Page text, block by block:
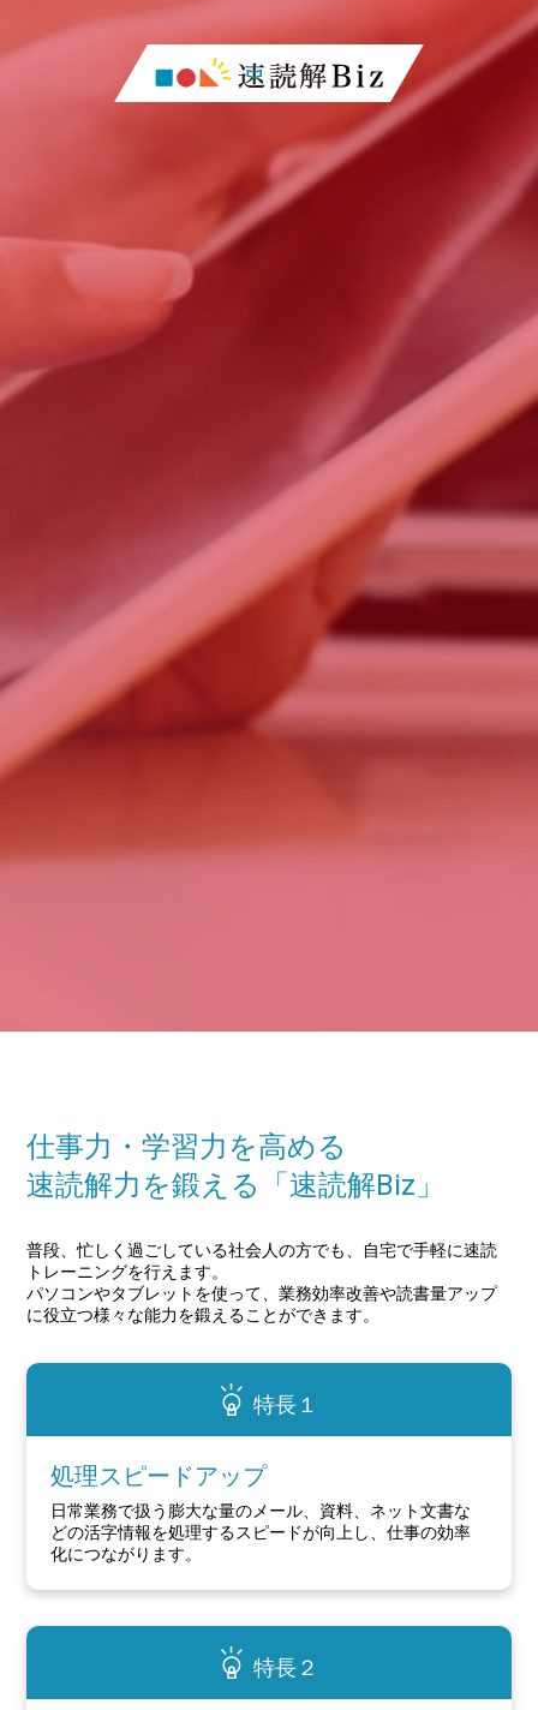
仕事力・学習力を高める
速読解力を鍛える「速読解Biz」
普段、忙しく過ごしている社会人の方でも、自宅で手軽に速読
トレーニングを行えます。
パソコンやタブレットを使って、業務効率改善や読書量アップ
に役立つ様々な能力を鍛えることができます。
特長１
処理スピードアップ
日常業務で扱う膨大な量のメール、資料、ネット文書な
どの活字情報を処理するスピードが向上し、仕事の効率
化につながります。
特長２